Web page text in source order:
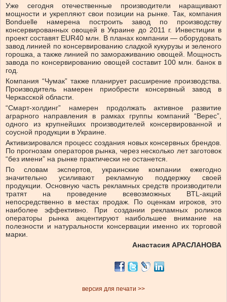
Уже сегодня отечественные производители наращивают
мощности и укрепляют свои позиции на рынке. Так, компания
Вonduelle намерена построить завод по производству
консервированных овощей в Украине до 2011 г. Инвестиции в
проект составят EUR40 млн. В планах компании — оборудовать
завод линией по консервированию сладкой кукурузы и зеленого
горошка, а также линией по замораживанию овощей. Мощность
завода по консервированию овощей составит 100 млн. банок в
год.
Компания “Чумак” также планирует расширение производства.
Производитель намерен приобрести консервный завод в
Черкасской области.
“Смарт-холдинг” намерен продолжать активное развитие
аграрного направления в рамках группы компаний “Верес”,
одного из крупнейших производителей консервированной и
соусной продукции в Украине.
Активизировался процесс создания новых консервных брендов.
По прогнозам операторов рынка, через несколько лет заготовок
“без имени” на рынке практически не останется.
По словам экспертов, украинские компании ежегодно
значительно усиливают рекламную поддержку своей
продукции. Основную часть рекламных средств производители
тратят на проведение всевозможных BTL-акций
непосредственно в местах продаж. По оценкам игроков, это
наиболее эффективно. При создании рекламных роликов
операторы рынка акцентируют наибольшее внимание на
полезности и натуральности консервации именно их торговой
марки.
Анастасия АРАСЛАНОВА
версия для печати >>